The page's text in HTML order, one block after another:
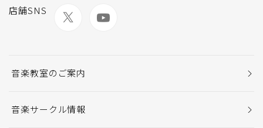
店舗SNS
音楽教室のご案内
音楽サークル情報